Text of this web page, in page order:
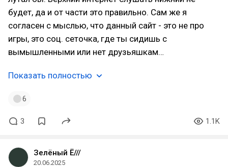
будет, да и от части это правильно. Сам же я
согласен с мыслью, что данный сайт - это не про
игры, это соц. сеточка, где ты сидишь с
вымышленными или нет друзьяшкам…
Показать полностью
6
3 1.1K
Зелёный Ё///
20.06.2025